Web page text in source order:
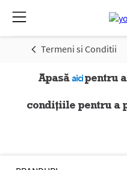
Termeni si Conditii
Apasăaicipentru
condițiile pentru a